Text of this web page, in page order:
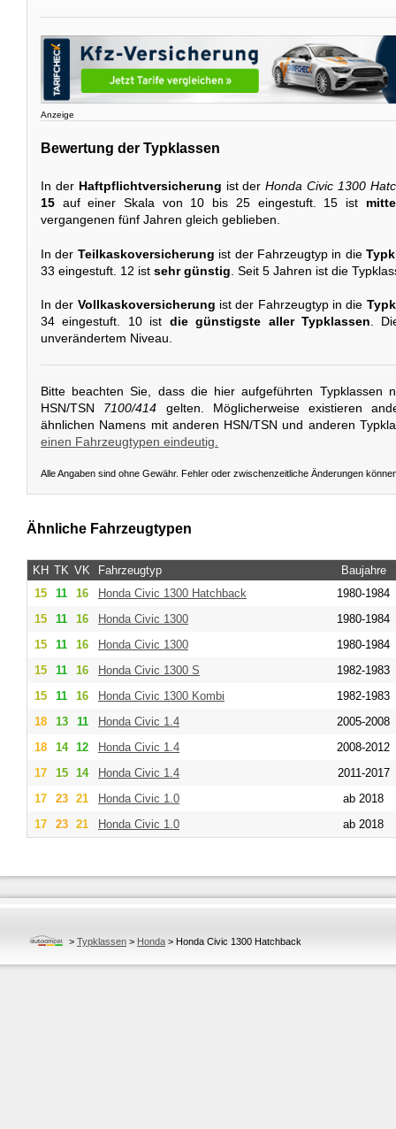
Anzeige
Bewertung der Typklassen
In der Haftpflichtversicherung ist derHonda Civic 1300
15 auf einer Skala von 10 bis 25 eingestuft. 15 ist
vergangenen fünf Jahren gleich geblieben.
In der Teilkaskoversicherung ist der Fahrzeugtyp in die
33 eingestuft. 12 ist sehr günstig . Seit 5 Jahren ist die
In der Vollkaskoversicherung ist der Fahrzeugtyp in die
34 eingestuft. 10 ist die günstigste aller Typklassen.
unverändertem Niveau.
Bitte beachten Sie, dass die hier aufgeführten Typklassen
HSN/TSN 7100/414 gelten. Möglicherweise existieren
ähnlichen Namens mit anderen HSN/TSN und anderen
einen Fahrzeugtypen eindeutig.
Alle Angaben sind ohne Gewähr. Fehler oder zwischenzeitliche Änderungen
Ähnliche Fahrzeugtypen
KH TK VK Fahrzeugtyp
Baujahre
15
11 16 Honda Civic 1300 Hatchback
1980-1984
15
11 16 Honda Civic 1300
1980-1984
15
11 16 Honda Civic 1300
1980-1984
15
11 16 Honda Civic 1300 S
1982-1983
15
11 16 Honda Civic 1300 Kombi
1982-1983
18
13 11 Honda Civic 1.4
2005-2008
18
14 12 Honda Civic 1.4
2008-2012
17
15 14 Honda Civic 1.4
2011-2017
17
23 21 Honda Civic 1.0
ab 2018
17
23 21 Honda Civic 1.0 ab 2018
> Typklassen > Honda > Honda Civic 1300 Hatchback